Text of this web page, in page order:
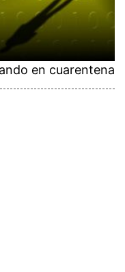
en cuarentena